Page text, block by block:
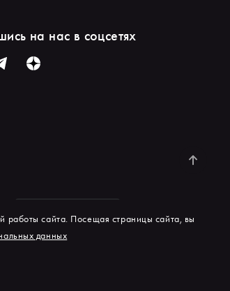
на нас в соцсетях
сайта. Посещая страницы сайта, вы
данных